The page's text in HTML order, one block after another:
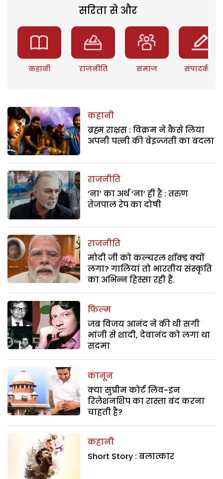
सरिता से और
कहानी राजनीति समाज संपादकीय
कहानी
ब्रह्म राक्षस : विक्रम ने कैसे लिया
अपनी पत्नी की बेइज्जती का बदला
राजनीति
‘ना’ का अर्थ ‘ना’ ही है : तरुण
तेजपाल रेप का दोषी
राजनीति
मोदी जी को कल्चरल शॉक्ड क्यों
लगा? गालियां तो भारतीय संस्कृति
का अभिन्न हिस्सा रही हैं.
फिल्म
जब विजय आनंद ने की थी सगी
भांजी से शादी, देवानंद को लगा था
सदमा
कानून
क्या सुप्रीम कोर्ट लिव-इन
रिलेशनशिप का रास्ता बंद करना
चाहती है?
कहानी
Short Story : बलात्कार